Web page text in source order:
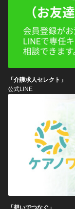
「介護求人セレクト」
公式LINE
「想いでつなぐ」